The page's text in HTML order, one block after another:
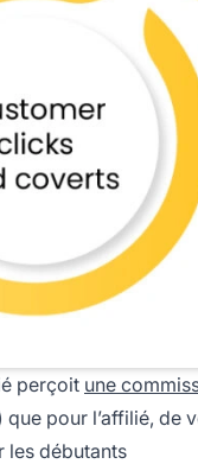
perçoit une
pour l’affilié,
les débutants